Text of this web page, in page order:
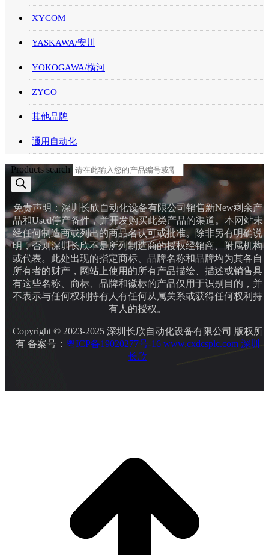
XYCOM
YASKAWA/安川
YOKOGAWA/横河
ZYGO
其他品牌
通用自动化
Products search
免责声明：深圳长欣自动化设备有限公司销售新New剩余产
品和Used停产备件，并开发购买此类产品的渠道。本网站未
经任何制造商或列出的商品名认可或批准。除非另有明确说
明，否则深圳长欣不是所列制造商的授权经销商、附属机构
或代表。此处出现的指定商标、品牌名称和品牌均为其各自
所有者的财产，网站上使用的所有产品描绘、描述或销售具
有这些名称、商标、品牌和徽标的产品仅用于识别目的，并
不表示与任何权利持有人有任何从属关系或获得任何权利持
有人的授权。
Copyright © 2023-2025 深圳长欣自动化设备有限公司 版权所
有 备案号： 粤ICP备19020277号-16 www.cxdcsplc.com 深圳
长欣